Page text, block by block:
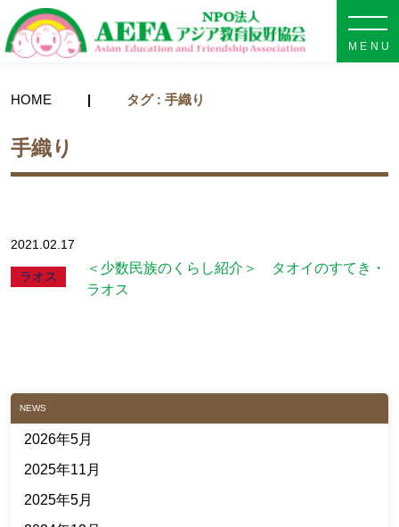
HOME タグ : 手織り
手織り
2021.02.17
ラオス
＜少数民族のくらし紹介＞ タオイのすてき・
ラオス
NEWS
2026年5月
2025年11月
2025年5月